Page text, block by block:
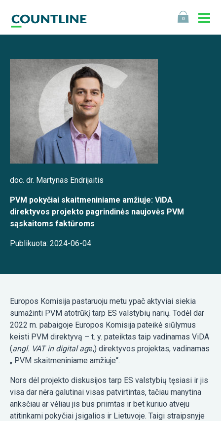
0
doc. dr. Martynas Endrijaitis
PVM pokyčiai skaitmeniniame amžiuje: ViDA
direktyvos projekto pagrindinės naujovės PVM
sąskaitoms faktūroms
Publikuota: 2024-06-04
Europos Komisija pastaruoju metu ypač aktyviai siekia
sumažinti PVM atotrūkį tarp ES valstybių narių. Todėl dar
2022 m. pabaigoje Europos Komisija pateikė siūlymus
keisti PVM direktyvą – t. y. pateiktas taip vadinamas ViDA
(angl. VAT in digital age,) direktyvos projektas, vadinamas
„ PVM skaitmeniniame amžiuje“.
Nors dėl projekto diskusijos tarp ES valstybių tęsiasi ir jis
visa dar nėra galutinai visas patvirtintas, tačiau manytina
anksčiau ar vėliau jis bus priimtas ir bet kuriuo atveju
atitinkami pokyčiai įsigalios ir Lietuvoje. Taigi straipsnyje